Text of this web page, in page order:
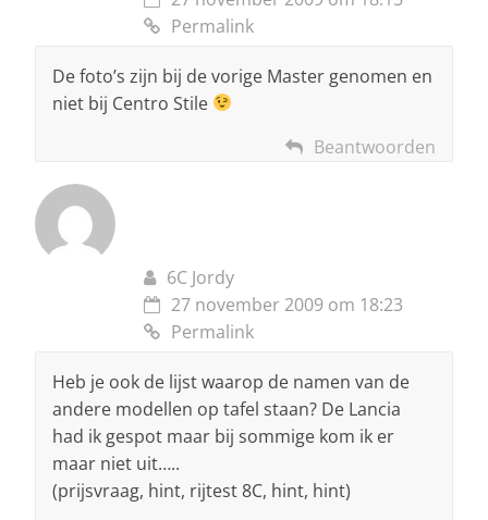
Permalink
De foto’s zijn bij de vorige Master genomen en
niet bij Centro Stile
Beantwoorden
6C Jordy
27 november 2009 om 18:23
Permalink
Heb je ook de lijst waarop de namen van de
andere modellen op tafel staan? De Lancia
had ik gespot maar bij sommige kom ik er
maar niet uit…..
(prijsvraag, hint, rijtest 8C, hint, hint)